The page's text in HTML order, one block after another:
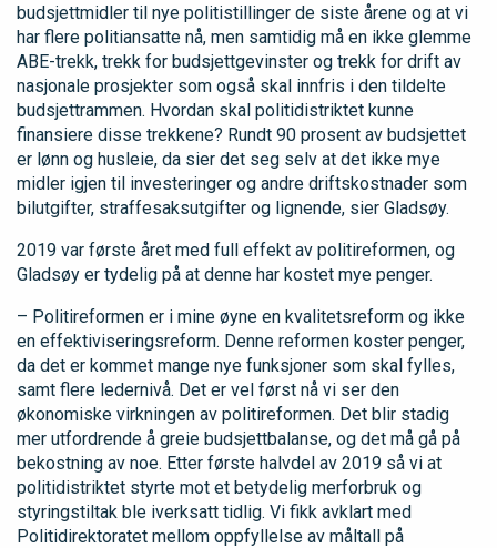
budsjettmidler til nye politistillinger de siste årene og at vi
har flere politiansatte nå, men samtidig må en ikke glemme
ABE-trekk, trekk for budsjettgevinster og trekk for drift av
nasjonale prosjekter som også skal innfris i den tildelte
budsjettrammen. Hvordan skal politidistriktet kunne
finansiere disse trekkene? Rundt 90 prosent av budsjettet
er lønn og husleie, da sier det seg selv at det ikke mye
midler igjen til investeringer og andre driftskostnader som
bilutgifter, straffesaksutgifter og lignende, sier Gladsøy.
2019 var første året med full effekt av politireformen, og
Gladsøy er tydelig på at denne har kostet mye penger.
– Politireformen er i mine øyne en kvalitetsreform og ikke
en effektiviseringsreform. Denne reformen koster penger,
da det er kommet mange nye funksjoner som skal fylles,
samt flere ledernivå. Det er vel først nå vi ser den
økonomiske virkningen av politireformen. Det blir stadig
mer utfordrende å greie budsjettbalanse, og det må gå på
bekostning av noe. Etter første halvdel av 2019 så vi at
politidistriktet styrte mot et betydelig merforbruk og
styringstiltak ble iverksatt tidlig. Vi fikk avklart med
Politidirektoratet mellom oppfyllelse av måltall på